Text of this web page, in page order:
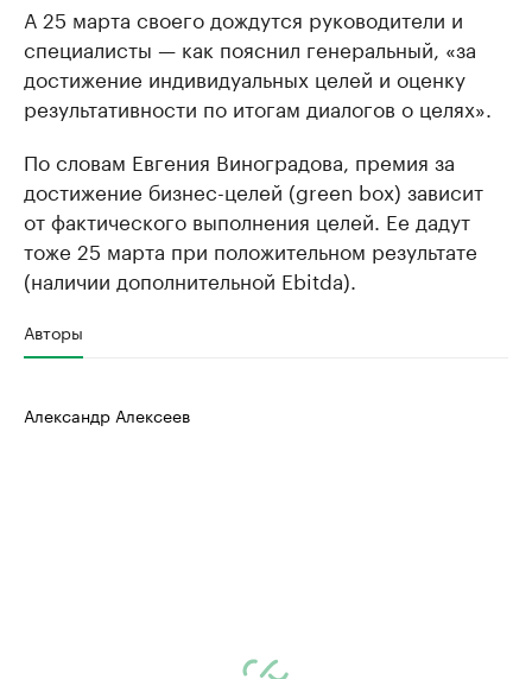
А 25 марта своего дождутся руководители и
специалисты — как пояснил генеральный, «за
достижение индивидуальных целей и оценку
результативности по итогам диалогов о целях».
По словам Евгения Виноградова, премия за
достижение бизнес-целей (green box) зависит
от фактического выполнения целей. Ее дадут
тоже 25 марта при положительном результате
(наличии дополнительной Ebitda).
Авторы
Александр Алексеев